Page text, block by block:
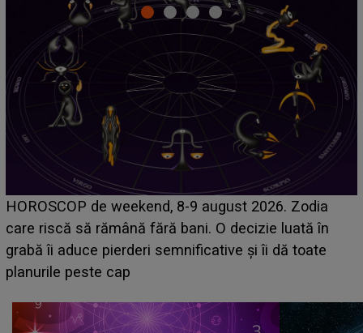
Emanuel a ținut ACEST DETALIU ASCUNS până
acum! În fața Alexandrei, concurentul din Casa Iubirii
face o MĂRTURISIRE NEAȘTEPTATĂ despre mama
sa: "I-am spus și ei în față, eu nu te iubesc pentru